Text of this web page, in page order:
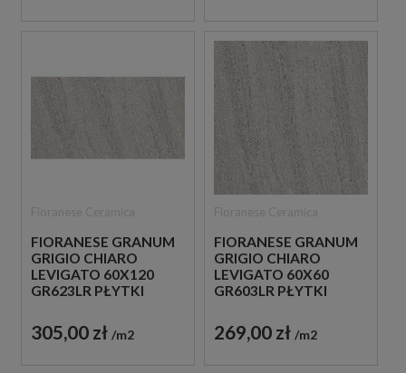
FIORANESE GRANUM
GRIGIO CHIARO
LEVIGATO 60X120
GR623LR PŁYTKI
305,00 zł m2
FIORANESE GRANUM
GRIGIO CHIARO
LEVIGATO 60X60
GR603LR PŁYTKI
269,00 zł m2